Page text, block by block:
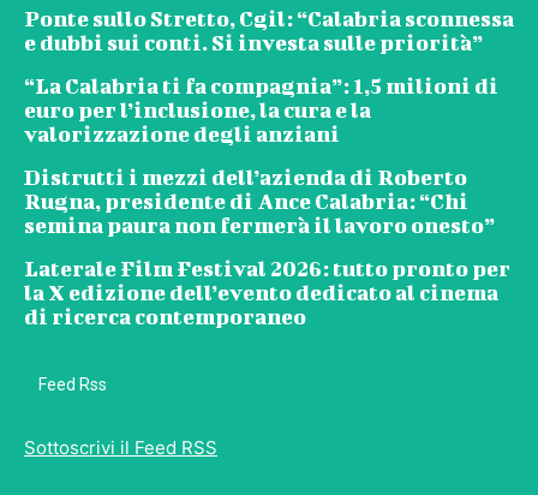
Ponte sullo Stretto, Cgil: “Calabria sconnessa
e dubbi sui conti. Si investa sulle priorità”
“La Calabria ti fa compagnia”: 1,5 milioni di
euro per l’inclusione, la cura e la
valorizzazione degli anziani
Distrutti i mezzi dell’azienda di Roberto
Rugna, presidente di Ance Calabria: “Chi
semina paura non fermerà il lavoro onesto”
Laterale Film Festival 2026: tutto pronto per
la X edizione dell’evento dedicato al cinema
di ricerca contemporaneo
Feed Rss
Sottoscrivi il Feed RSS